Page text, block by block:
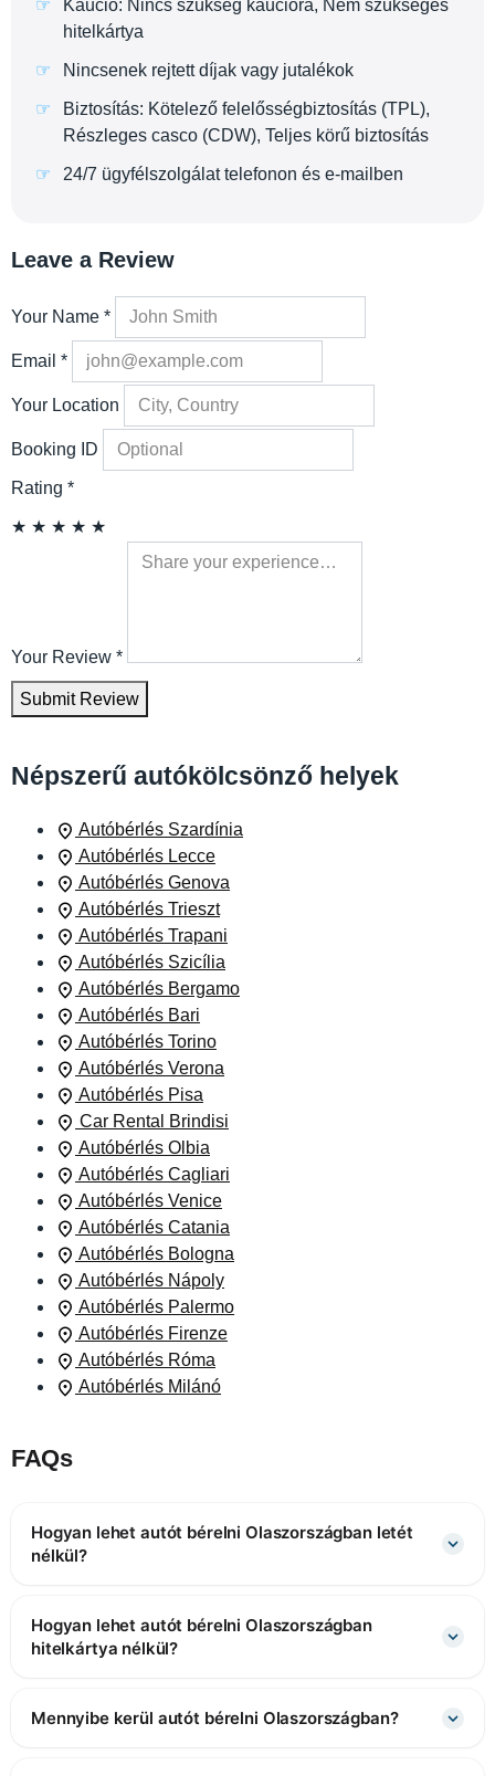
Kaució: Nincs szükség kaucióra, Nem szükséges
hitelkártya
Nincsenek rejtett díjak vagy jutalékok
Biztosítás: Kötelező felelősségbiztosítás (TPL),
Részleges casco (CDW), Teljes körű biztosítás
24/7 ügyfélszolgálat telefonon és e-mailben
Leave a Review
Your Name *
Email *
Your Location
Booking ID
Rating *
★ ★ ★ ★ ★
Your Review *
Submit Review
Népszerű autókölcsönző helyek
Autóbérlés Szardínia
Autóbérlés Lecce
Autóbérlés Genova
Autóbérlés Trieszt
Autóbérlés Trapani
Autóbérlés Szicília
Autóbérlés Bergamo
Autóbérlés Bari
Autóbérlés Torino
Autóbérlés Verona
Autóbérlés Pisa
Car Rental Brindisi
Autóbérlés Olbia
Autóbérlés Cagliari
Autóbérlés Venice
Autóbérlés Catania
Autóbérlés Bologna
Autóbérlés Nápoly
Autóbérlés Palermo
Autóbérlés Firenze
Autóbérlés Róma
Autóbérlés Milánó
FAQs
Hogyan lehet autót bérelni Olaszországban letét
nélkül?
Hogyan lehet autót bérelni Olaszországban
hitelkártya nélkül?
Mennyibe kerül autót bérelni Olaszországban?